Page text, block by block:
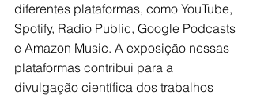
diferentes plataformas, como YouTube,
Spotify, Radio Public, Google Podcasts
e Amazon Music. A exposição nessas
plataformas contribui para a
divulgação científica dos trabalhos